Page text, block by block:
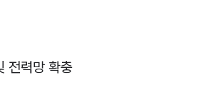
전력망 확충